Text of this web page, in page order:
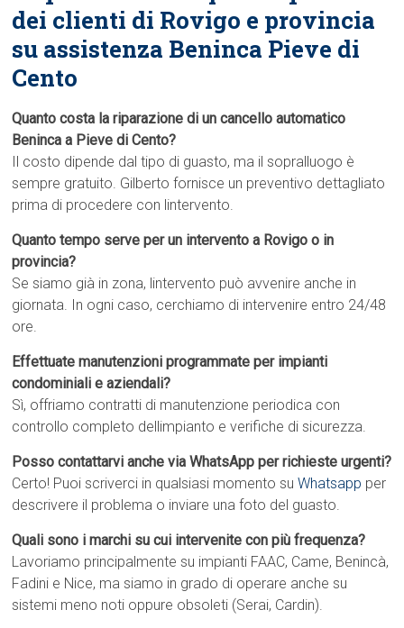
dei clienti di Rovigo e provincia
su assistenza Beninca Pieve di
Cento
Quanto costa la riparazione di un cancello automatico
Beninca a Pieve di Cento?
Il costo dipende dal tipo di guasto, ma il sopralluogo è
sempre gratuito. Gilberto fornisce un preventivo dettagliato
prima di procedere con lintervento.
Quanto tempo serve per un intervento a Rovigo o in
provincia?
Se siamo già in zona, lintervento può avvenire anche in
giornata. In ogni caso, cerchiamo di intervenire entro 24/48
ore.
Effettuate manutenzioni programmate per impianti
condominiali e aziendali?
Sì, offriamo contratti di manutenzione periodica con
controllo completo dellimpianto e verifiche di sicurezza.
Posso contattarvi anche via WhatsApp per richieste urgenti?
Certo! Puoi scriverci in qualsiasi momento suWhatsapp per
descrivere il problema o inviare una foto del guasto.
Quali sono i marchi su cui intervenite con più frequenza?
Lavoriamo principalmente su impianti FAAC, Came, Benincà,
Fadini e Nice, ma siamo in grado di operare anche su
sistemi meno noti oppure obsoleti (Serai, Cardin).